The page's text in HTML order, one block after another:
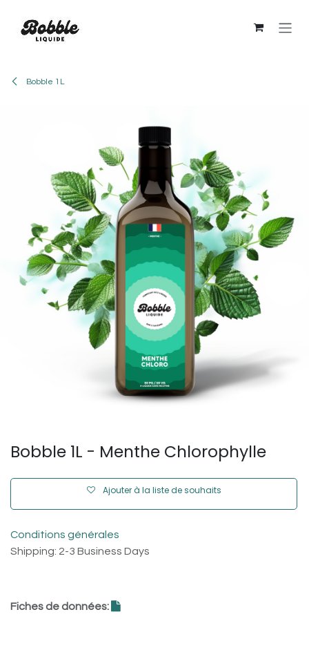
Bobble 1L
Bobble 1L - Menthe Chlorophylle
Ajouter à la liste de souhaits
Conditions générales
Shipping: 2-3 Business Days
Fiches de données: